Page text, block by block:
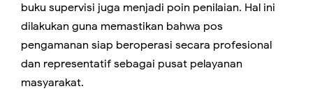
buku supervisi juga menjadi poin penilaian. Hal ini
dilakukan guna memastikan bahwa pos
pengamanan siap beroperasi secara profesional
dan representatif sebagai pusat pelayanan
masyarakat.